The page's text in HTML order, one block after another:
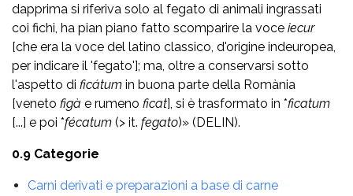
dapprima si riferiva solo al fegato di animali ingrassati
coi fichi, ha pian piano fatto scomparire la voce iecur
[che era la voce del latino classico, d'origine indeuropea,
per indicare il 'fegato']; ma, oltre a conservarsi sotto
l'aspetto di ficátum in buona parte della Romània
[veneto figà e rumeno ficat], si è trasformato in *ficatum
[...] e poi *fécatum (> it. fegato)» (DELIN).
0.9 Categorie
Carni derivati e preparazioni a base di carne